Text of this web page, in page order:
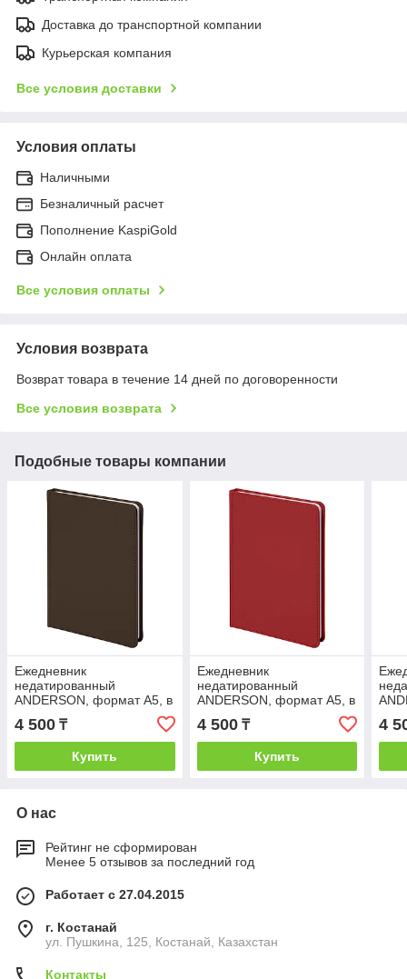
Доставка до транспортной компании
Курьерская компания
Все условия доставки
Условия оплаты
Наличными
Безналичный расчет
Пополнение KaspiGold
Онлайн оплата
Все условия оплаты
Условия возврата
Возврат товара в течение 14 дней по договоренности
Все условия возврата
Подобные товары компании
Ежедневник
недатированный
ANDERSON, формат А5, в
линейку, Коричневый, -,
24610 33
4 500 ₸
Купить
Ежедневник
недатированный
ANDERSON, формат А5, в
линейку, Бордовый, -,
24610 13
4 500₸
Купить
07
4
О нас
Рейтинг не сформирован
Менее 5 отзывов за последний год
Работает с 27.04.2015
г. Костанай
ул. Пушкина, 125, Костанай, Казахстан
Контакты